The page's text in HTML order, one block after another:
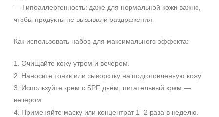
1 шт
2 шт
Ингредиенты
AHA-кислоты
DMAE
EGF
— Гипоаллергенность: даже для нормальной кожи важно,
чтобы продукты не вызывали раздражения.
Как использовать набор для максимального эффекта:
1. Очищайте кожу утром и вечером.
2. Наносите тоник или сыворотку на подготовленную кожу.
3. Используйте крем с SPF днём, питательный крем —
вечером.
4. Применяйте маску или концентрат 1–2 раза в неделю.